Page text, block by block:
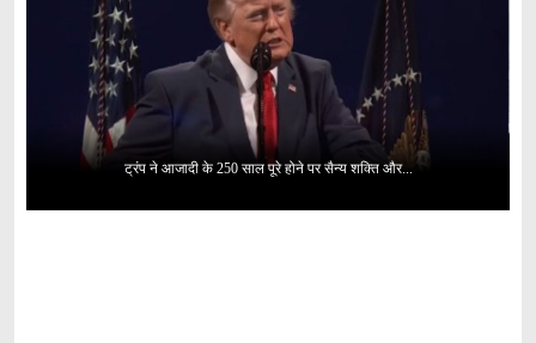
ट्रंप ने आजादी के 250 साल पूरे होने पर सैन्य शक्ति और...